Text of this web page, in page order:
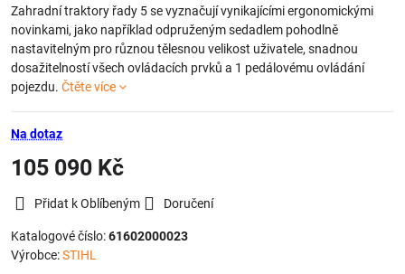
Zahradní traktory řady 5 se vyznačují vynikajícími ergonomickými
novinkami, jako například odpruženým sedadlem pohodlně
nastavitelným pro různou tělesnou velikost uživatele, snadnou
dosažitelností všech ovládacích prvků a 1 pedálovému ovládání
pojezdu. Čtěte více
Na dotaz
105 090 Kč
Přidat k Oblíbeným Doručení
Katalogové číslo:61602000023
Výrobce:STIHL